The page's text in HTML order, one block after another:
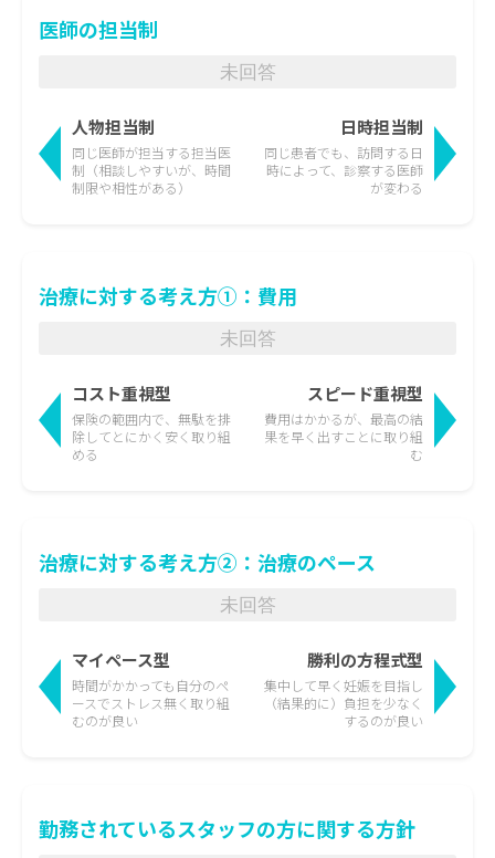
医師の担当制
未回答
人物担当制
同じ医師が担当する担当医
制 （相談しやすいが、時間
制限や相性がある）
同じ患者でも、訪問する日
時によって、 診察する医師
が変わる
日時担当制
治療に対する考え方①：費用
未回答
コスト重視型
保険の範囲内で、無駄を排
除してとにかく安く取り組
める
費用はかかるが、最高の結
果を早く出すことに取り組
む
スピード重視型
治療に対する考え方②：治療のペース
未回答
マイペース型
時間がかかっても 自分のペ
ースでストレス無く取り組
むのが良い
集中して早く妊娠を目指し
（結果的に）負担を少なく
するのが良い
勝利の方程式型
勤務されているスタッフの方に関する方針